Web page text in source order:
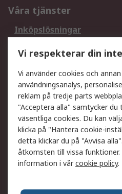
Våra tjänster
Inköpslösningar
DesignSpark
Ditt lokala säljteam
Support
Få hjälp
Leverans
Begär en fakturakopi
Betalningsalternativ
Vi respekterar din
Vi använder cookies och
användningsanalys,
reklam på tredje parts
"Acceptera alla" samtycker du
väsentliga cookies. Du kan
klicka på "Hantera cookie-
detta klickar du på "Avvisa
åtkomsten till vissa
information i vårcookie policy.